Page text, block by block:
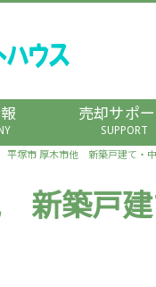
売却サポ
SUPPORT
平塚市 厚木市他 新築戸建て・
新築戸